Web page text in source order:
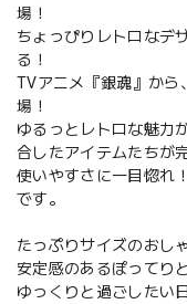
場！
ちょっぴりレトロなデ
る！
TVアニメ『銀魂』から
場！
ゆるっとレトロな魅力
合したアイテムたちが
使いやすさに一目惚れ
です。
たっぷりサイズのおし
安定感のあるぽってり
ゆっくりと過ごしたい